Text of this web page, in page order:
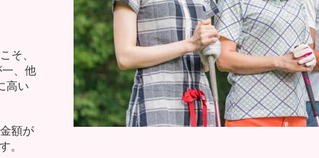
そ、
一、他
高い
額が
。